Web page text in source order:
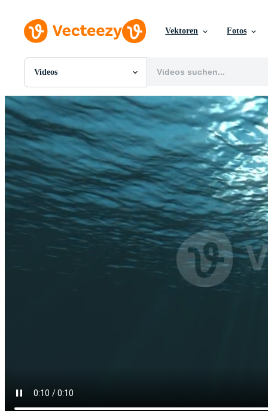
Vektoren Fotos
Videos
Alle Bilder
Fotos
PNGs
PSDs
SVGs
Vorlagen
Vektoren
Videos
Motion Graphics
Redaktionelle Bilder
Redaktionelle Ereignisse